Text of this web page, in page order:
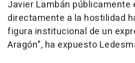
Javier Lambán públicamente
directamente a la hostilidad
figura institucional de un
Aragón", ha expuesto